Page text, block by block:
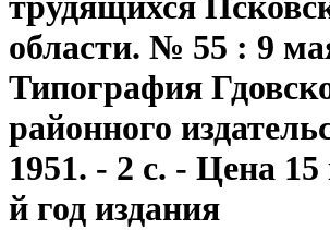
области. № 55 : 9
Типография
районного
1951. - 2 с. - Цена
й год издания